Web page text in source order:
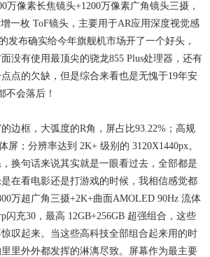
万像素长焦镜头+1200万像素广角镜头三摄，
一枚 ToF镜头，主要用于AR应用深度视觉感
发布确实给今年旗舰机市场开了一个好头，
没有使用最顶尖的骁龙855 Plus处理器，还有
点的欠缺，但是综合来看也是无愧于19年安
不会落后！
边框，大弧度的R角，屏占比93.22%；高规
屏；分辨率达到 2K+ 级别的 3120X1440px。
换句话来说其实就是一眼看过去，全部都是
在看电影还是打游戏的时候，我相信感觉都
万超广角三摄+2K+曲面AMOLED 90Hz 流体
闪充30，最高 12GB+256GB 超强组合，这些
叹起来。当这些高科技全部组合起来用的时
里外外都发挥的淋漓尽致。屏幕作为最主要